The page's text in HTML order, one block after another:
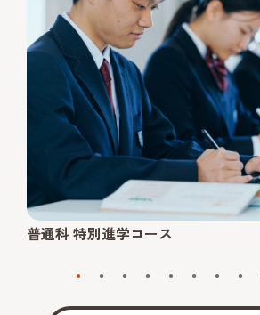
普通科 特別進学コース